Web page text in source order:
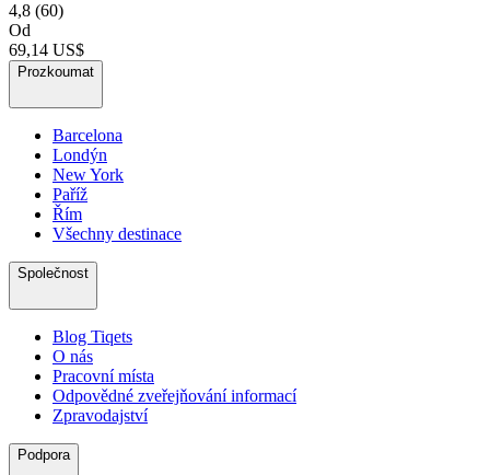
4,8 (60)
Od
69,14 US$
Prozkoumat
Barcelona
Londýn
New York
Paříž
Řím
Všechny destinace
Společnost
Blog Tiqets
O nás
Pracovní místa
Odpovědné zveřejňování informací
Zpravodajství
Podpora